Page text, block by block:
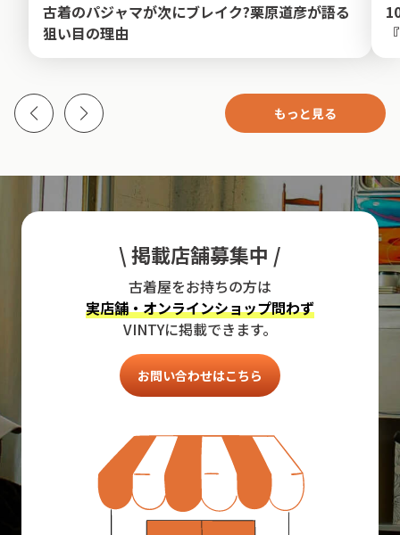
古着のパジャマが次にブレイク?栗原道彦が語る
狙い目の理由
もっと見る
\ 掲載店舗募集中 /
古着屋をお持ちの方は
実店舗・オンラインショップ問わず
VINTYに掲載できます。
お問い合わせはこちら